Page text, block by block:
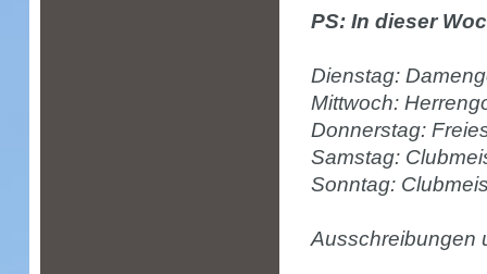
PS: In dieser
Dienstag:
Mittwoch:
Donnerstag:
Samstag:
Sonntag:
Ausschreibungen